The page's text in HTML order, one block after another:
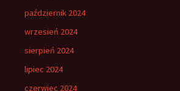
październik 2024
wrzesień 2024
sierpień 2024
lipiec 2024
czerwiec 2024